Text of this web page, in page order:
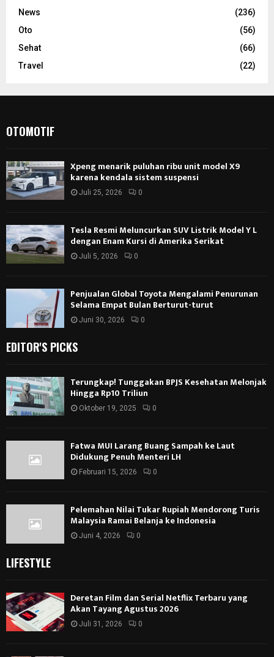
News
(236)
Oto
(56)
Sehat
(66)
Travel
(22)
OTOMOTIF
Xpeng menarik puluhan ribu unit model X9
karena kendala sistem suspensi
Juli 25, 2026 0
Tesla Resmi Meluncurkan SUV Listrik Model Y L
dengan Enam Kursi di Amerika Serikat
Juli 5, 2026 0
Penjualan Global Toyota Mengalami Penurunan
Selama Empat Bulan Berturut-turut
Juni 30, 2026 0
EDITOR'S PICKS
Terungkap! Tunggakan BPJS Kesehatan Melonjak
Hingga Rp10 Triliun
Oktober 19, 2025 0
Fatwa MUI Larang Buang Sampah ke Laut
Didukung Penuh Menteri LH
Februari 15, 2026 0
Pelemahan Nilai Tukar Rupiah Mendorong Turis
Malaysia Ramai Belanja ke Indonesia
Juni 4, 2026 0
LIFESTYLE
Deretan Film dan Serial Netflix Terbaru yang
Akan Tayang Agustus 2026
Juli 31, 2026 0